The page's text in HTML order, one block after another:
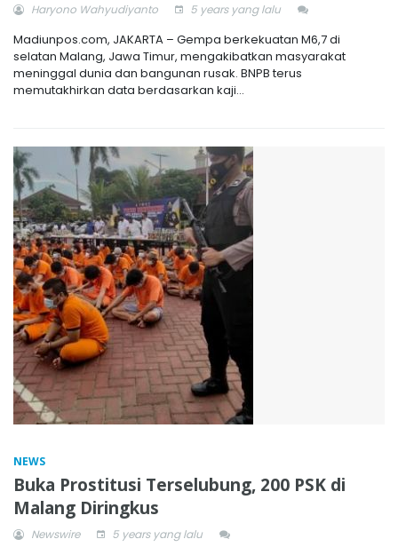
Haryono Wahyudiyanto 5 years yang lalu
Madiunpos.com, JAKARTA – Gempa berkekuatan M6,7 di
selatan Malang, Jawa Timur, mengakibatkan masyarakat
meninggal dunia dan bangunan rusak. BNPB terus
memutakhirkan data berdasarkan kaji...
NEWS
Buka Prostitusi Terselubung, 200 PSK di
Malang Diringkus
Newswire 5 years yang lalu